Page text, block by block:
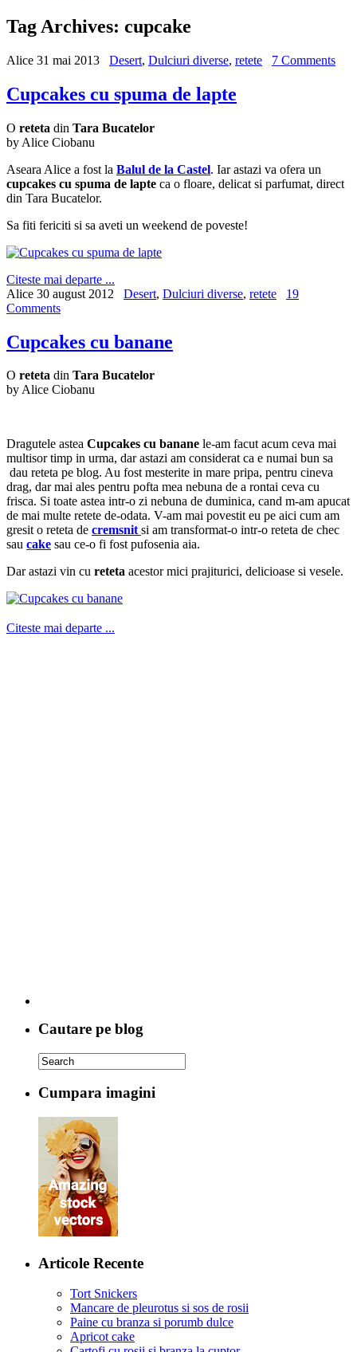
Tag Archives: cupcake
Alice 31 mai 2013 Desert, Dulciuri diverse, retete 7 Comments
Cupcakes cu spuma de lapte
O reteta din Tara Bucatelor
by Alice Ciobanu
Aseara Alice a fost la Balul de la Castel. Iar astazi va ofera un
cupcakes cu spuma de lapte ca o floare, delicat si parfumat, direct
din Tara Bucatelor.
Sa fiti fericiti si sa aveti un weekend de poveste!
Citeste mai departe ...
Alice 30 august 2012 Desert, Dulciuri diverse, retete
19
Comments
Cupcakes cu banane
O reteta din Tara Bucatelor
by Alice Ciobanu
Dragutele astea Cupcakes cu banane le-am facut acum ceva mai
multisor timp in urma, dar astazi am considerat ca e numai bun sa
dau reteta pe blog. Au fost mesterite in mare pripa, pentru cineva
drag, dar mai ales pentru pofta mea nebuna de a rontai ceva cu
frisca. Si toate astea intr-o zi nebuna de duminica, cand m-am apucat
de mai multe retete de-odata. V-am mai povestit eu pe aici cum am
gresit o reteta de cremsnit si am transformat-o intr-o reteta de chec
sau cake sau ce-o fi fost pufosenia aia.
Dar astazi vin cu reteta acestor mici prajiturici, delicioase si vesele.
Citeste mai departe ...
Cautare pe blog
Cumpara imagini
Articole Recente
Tort Snickers
Mancare de pleurotus si sos de rosii
Paine cu branza si porumb dulce
Apricot cake